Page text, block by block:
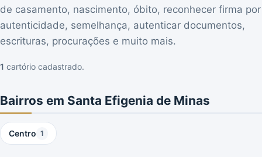
de casamento, nascimento, óbito, reconhecer firma por
autenticidade, semelhança, autenticar documentos,
escrituras, procurações e muito mais.
1 cartório cadastrado.
Bairros em Santa Efigenia de Minas
Centro 1